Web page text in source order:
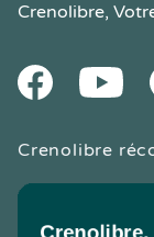
Crenolibre,
FacebookYoutube
Crenolibre